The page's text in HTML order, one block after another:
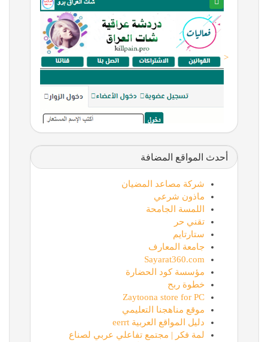
<
أحدث المواقع المضافة
شركة مصاعد المضيان
ماذون شرعي
اللمسة الجامحة
تقني حر
ستارتايم
جامعة المعارف
Sayarat360.com
مؤسسة كود الحضارة
خطوة ربح
Zaytoona store for PC
موقع مناهجنا التعليمي
دليل المواقع العربية eerrt
لمة فكر | مجتمع تفاعلي عربي لصناع